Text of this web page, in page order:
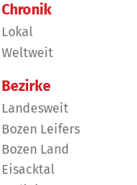
Chronik
Lokal
Weltweit
Bezirke
Landesweit
Bozen Leifers
Bozen Land
Eisacktal